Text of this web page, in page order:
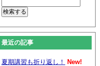
最近の記事
夏期講習も折り返し！
New!